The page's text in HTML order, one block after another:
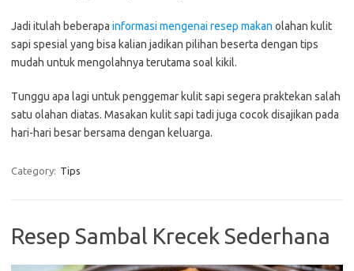
Jadi itulah beberapa informasi mengenai resep makan olahan kulit
sapi spesial yang bisa kalian jadikan pilihan beserta dengan tips
mudah untuk mengolahnya terutama soal kikil.
Tunggu apa lagi untuk penggemar kulit sapi segera praktekan salah
satu olahan diatas. Masakan kulit sapi tadi juga cocok disajikan pada
hari-hari besar bersama dengan keluarga.
Category: Tips
Resep Sambal Krecek Sederhana